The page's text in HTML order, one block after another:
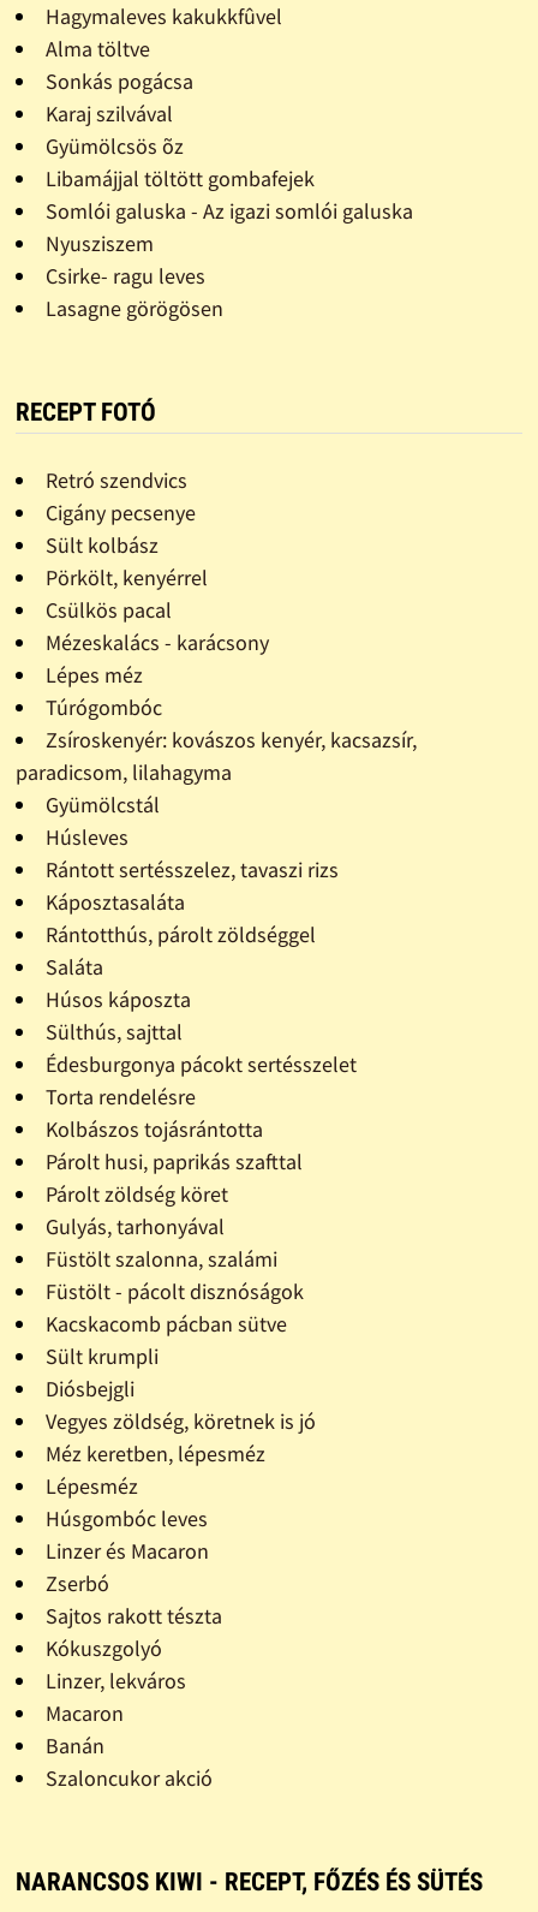
Hagymaleves kakukkfûvel
Alma töltve
Sonkás pogácsa
Karaj szilvával
Gyümölcsös õz
Libamájjal töltött gombafejek
Somlói galuska - Az igazi somlói galuska
Nyusziszem
Csirke- ragu leves
Lasagne görögösen
RECEPT FOTÓ
Retró szendvics
Cigány pecsenye
Sült kolbász
Pörkölt, kenyérrel
Csülkös pacal
Mézeskalács - karácsony
Lépes méz
Túrógombóc
Zsíroskenyér: kovászos kenyér, kacsazsír,
paradicsom, lilahagyma
Gyümölcstál
Húsleves
Rántott sertésszelez, tavaszi rizs
Káposztasaláta
Rántotthús, párolt zöldséggel
Saláta
Húsos káposzta
Sülthús, sajttal
Édesburgonya pácokt sertésszelet
Torta rendelésre
Kolbászos tojásrántotta
Párolt husi, paprikás szafttal
Párolt zöldség köret
Gulyás, tarhonyával
Füstölt szalonna, szalámi
Füstölt - pácolt disznóságok
Kacskacomb pácban sütve
Sült krumpli
Diósbejgli
Vegyes zöldség, köretnek is jó
Méz keretben, lépesméz
Lépesméz
Húsgombóc leves
Linzer és Macaron
Zserbó
Sajtos rakott tészta
Kókuszgolyó
Linzer, lekváros
Macaron
Banán
Szaloncukor akció
NARANCSOS KIWI - RECEPT, FŐZÉS ÉS SÜTÉS